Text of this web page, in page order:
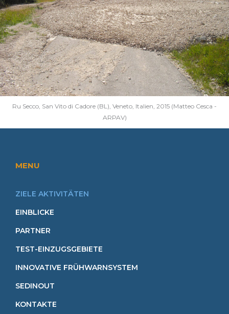
Ru Secco, San Vito di Cadore (BL), Veneto, Italien, 2015 (Matteo Cesca -
ARPAV)
MENU
ZIELE AKTIVITÄTEN
EINBLICKE
PARTNER
TEST-EINZUGSGEBIETE
INNOVATIVE FRÜHWARNSYSTEM
SEDINOUT
KONTAKTE